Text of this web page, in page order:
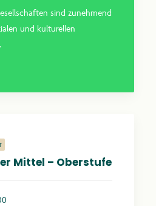
sind zunehmend
und kulturellen
Mittel – Oberstufe